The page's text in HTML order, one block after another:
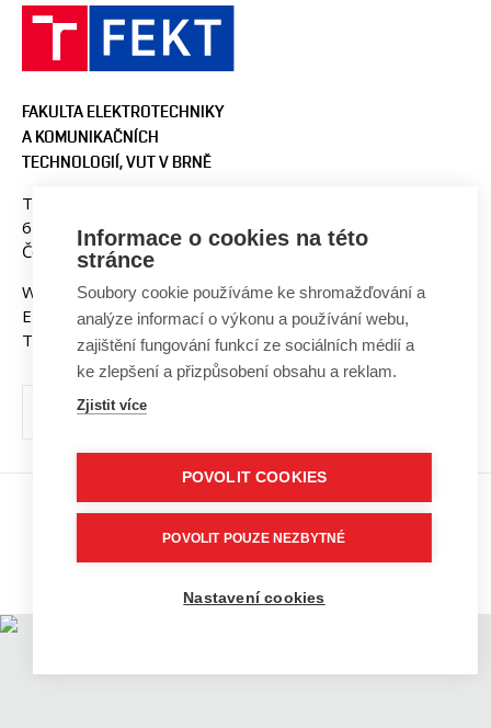
FAKULTA ELEKTROTECHNIKY
A KOMUNIKAČNÍCH
TECHNOLOGIÍ, VUT V BRNĚ
Technická 3058/10
616 00 Brno
Česká republika
Web:
www.fekt.vut.cz
E-mail: fekt-info@vut.cz
Tel: +420 541 141 111
Copyright © 2026 VUT v Brně
Prohlášení o přístupnosti
Informace o cookies na této
stránce
Soubory cookie používáme ke shromažďování a
analýze informací o výkonu a používání webu,
zajištění fungování funkcí ze sociálních médií a
ke zlepšení a přizpůsobení obsahu a reklam.
Zjistit více
POVOLIT COOKIES
POVOLIT POUZE NEZBYTNÉ
Nastavení cookies